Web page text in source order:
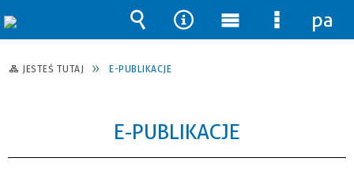
JESTEŚ TUTAJ E-PUBLIKACJE
E-PUBLIKACJE
Wyszukiwarka
Narzędzia
MenuMenu